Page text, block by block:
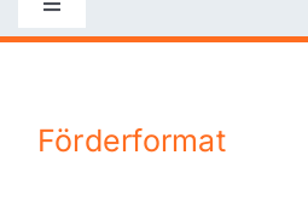
Toggle
Navigation
Nachrichten
Förderformat